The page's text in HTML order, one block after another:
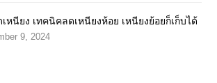
หนียง เทคนิคลดเหนียงห้อย เหนียงย้อยก็เก็บได้
9, 2024